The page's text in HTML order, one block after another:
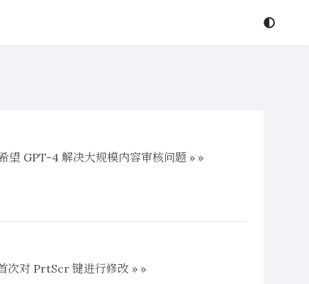
GPT-4 解决大规模内容审核问题 » »
次对 PrtScr 键进行修改 » »